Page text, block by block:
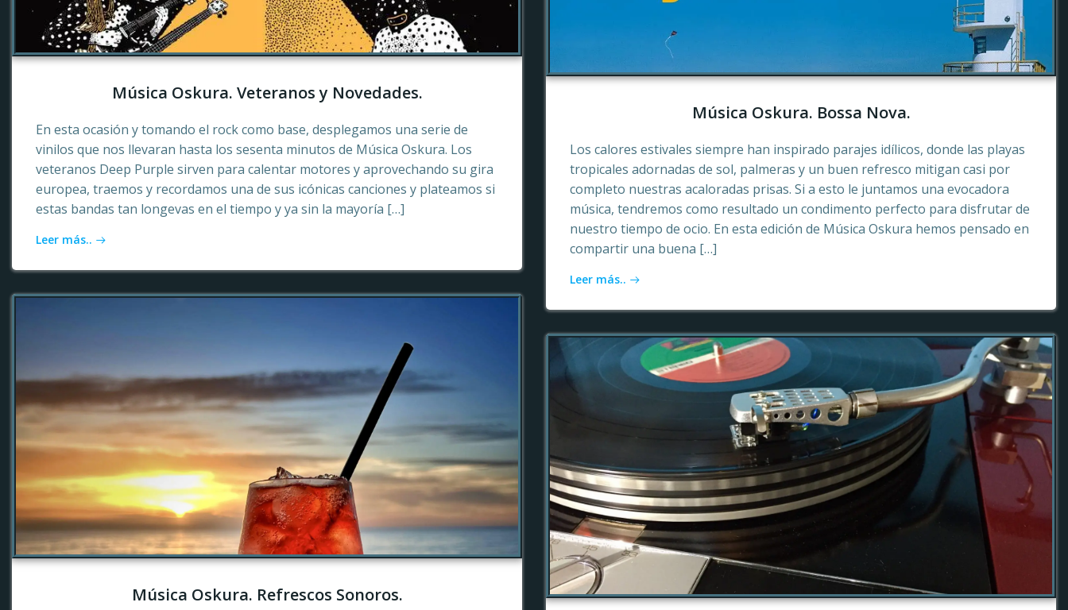
Música Oskura. Veteranos y Novedades.
En esta ocasión y tomando el rock como base, desplegamos una serie de
vinilos que nos llevaran hasta los sesenta minutos de Música Oskura. Los
veteranos Deep Purple sirven para calentar motores y aprovechando su gira
europea, traemos y recordamos una de sus icónicas canciones y plateamos si
estas bandas tan longevas en el tiempo y ya sin la mayoría […]
Leer más..
Música Oskura. Bossa Nova.
Los calores estivales siempre han inspirado parajes idílicos, donde las playas
tropicales adornadas de sol, palmeras y un buen refresco mitigan casi por
completo nuestras acaloradas prisas. Si a esto le juntamos una evocadora
música, tendremos como resultado un condimento perfecto para disfrutar de
nuestro tiempo de ocio. En esta edición de Música Oskura hemos pensado en
compartir una buena […]
Leer más..
Música Oskura. Refrescos Sonoros.